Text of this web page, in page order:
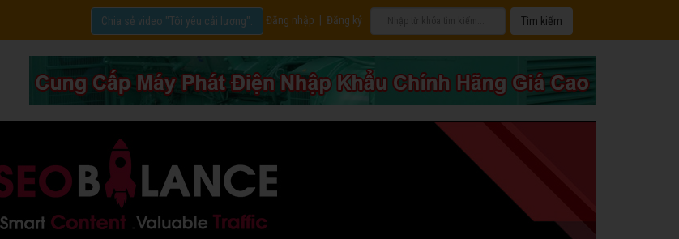
Đăng nhập Đăng ký
Chia sẻ video "Tôi yêu cải lương".